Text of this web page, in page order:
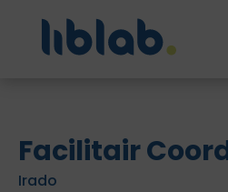
Facilitair
Irado